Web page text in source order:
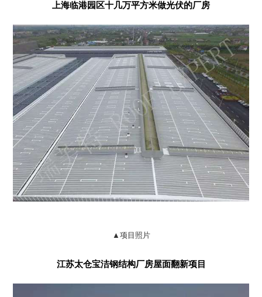
上海临港园区十几万平方米做光伏的厂房
▲项目照片
江苏太仓宝洁钢结构厂房屋面翻新项目